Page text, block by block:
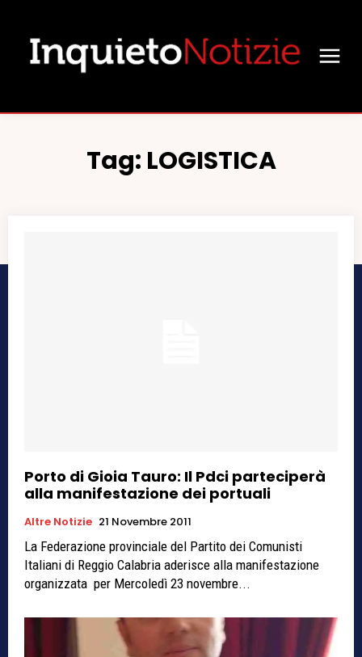
Tag: LOGISTICA
Porto di Gioia Tauro: Il Pdci parteciperà
alla manifestazione dei portuali
Altre Notizie 21 Novembre 2011
La Federazione provinciale del Partito dei Comunisti
Italiani di Reggio Calabria aderisce alla manifestazione
organizzata per Mercoledì 23 novembre...